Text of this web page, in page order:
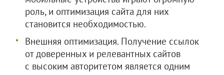
роль, и оптимизация сайта для них
становится необходимостью.
Внешняя оптимизация. Получение ссылок
от доверенных и релевантных сайтов
с высоким авторитетом является одним